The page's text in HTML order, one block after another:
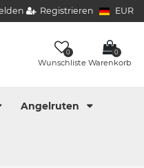
Registrieren EUR
0
Wunschliste
0
Warenkorb
Angelruten